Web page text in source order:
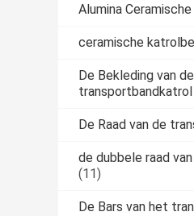
Alumina
ceramische
De Bekleding van de
transportbandkatrol
De Raad van de
de dubbele raad
(11)
De Bars van het